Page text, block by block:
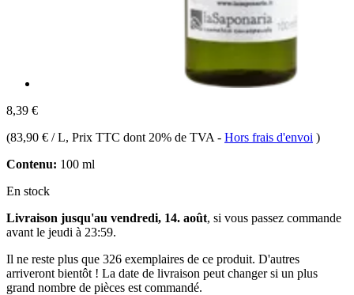
8,39 €
(83,90 € / L, Prix TTC dont 20% de TVA - Hors frais d'envoi )
Contenu: 100 ml
En stock
Livraison jusqu'au vendredi, 14. août, si vous passez commande
avant le jeudi à 23:59.
Il ne reste plus que 326 exemplaires de ce produit. D'autres
arriveront bientôt ! La date de livraison peut changer si un plus
grand nombre de pièces est commandé.